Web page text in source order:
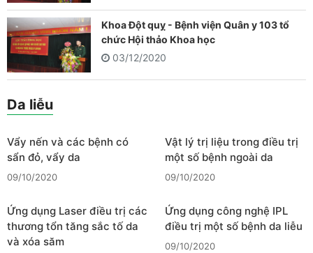
Khoa Đột quỵ - Bệnh viện Quân y 103 tổ
chức Hội thảo Khoa học
03/12/2020
Da liễu
Vẩy nến và các bệnh có
sẩn đỏ, vẩy da
09/10/2020
Vật lý trị liệu trong điều trị
một số bệnh ngoài da
09/10/2020
Ứng dụng Laser điều trị các
thương tổn tăng sắc tố da
và xóa săm
Ứng dụng công nghệ IPL
điều trị một số bệnh da liễu
09/10/2020